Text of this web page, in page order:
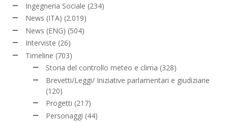
Ingegneria Sociale (234)
News (ITA) (2.019)
News (ENG) (504)
Interviste (26)
Timeline (703)
Storia del controllo meteo e clima (328)
Brevetti/Leggi/ Iniziative parlamentari e giudiziarie
(120)
Progetti (217)
Personaggi (44)